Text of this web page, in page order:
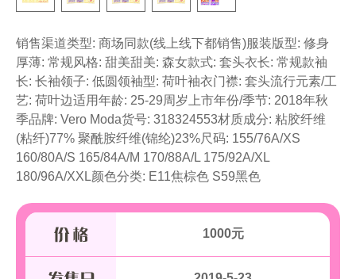
销售渠道类型: 商场同款(线上线下都销售)服装版型: 修身
厚薄: 常规风格: 甜美甜美: 森女款式: 套头衣长: 常规款袖
长: 长袖领子: 低圆领袖型: 荷叶袖衣门襟: 套头流行元素/工
艺: 荷叶边适用年龄: 25-29周岁上市年份/季节: 2018年秋
季品牌: Vero Moda货号: 318324553材质成分: 粘胶纤维
(粘纤)77% 聚酰胺纤维(锦纶)23%尺码: 155/76A/XS
160/80A/S 165/84A/M 170/88A/L 175/92A/XL
180/96A/XXL颜色分类: E11焦棕色 S59黑色
1000元